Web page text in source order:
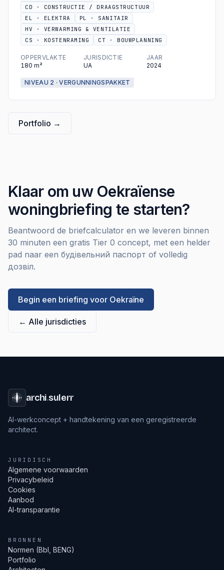
CD · CONSTRUCTIE / DRAAGSTRUCTUUR
EL
· ELEKTRA PL · SANITAIR
HV · VERWARMING & VENTILATIE
CS · KOSTENRAMING CT · BOUWPLANNING
OPPERVLAKTE
180 m²
JURISDICTIE
UA
JAAR
2024
NIVEAU 2 · VERGUNNINGSPAKKET
Portfolio →
Klaar om uw Oekraïense
woningbriefing te starten?
Beantwoord de briefcalculator en we leveren binnen
30 minuten een gratis Tier 0 concept, met een helder
pad naar een будівельний паспорт of volledig
дозвіл.
Begin een briefing voor Oekraïne
← Alle jurisdicties
archi.sulerr
AI-werkconcept + handtekening van een geregistreerde
architect.
JURIDISCH
Algemene voorwaarden
Privacybeleid
Cookies
Aanbod
AI-transparantie
BRONNEN
Normen (Bbl, BENG)
Portfolio